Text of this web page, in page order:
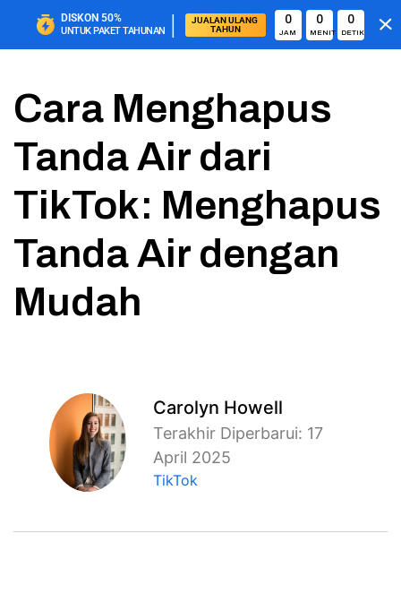
DISKON 50%
UNTUK PAKET TAHUNAN |
JUALAN ULANG
TAHUN
0
JAM
0
MENIT
0
DETIK
Cara Menghapus
Tanda Air dari
TikTok: Menghapus
Tanda Air dengan
Mudah
Carolyn Howell
Terakhir Diperbarui: 17
April 2025
TikTok